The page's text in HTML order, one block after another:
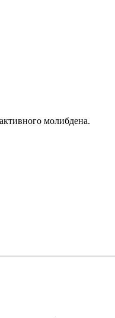
молибдена.